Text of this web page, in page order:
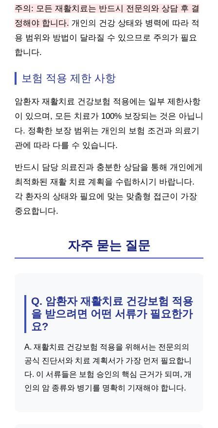
주의: 모든 재활치료는 반드시 전문의와 상담 후 결
정해야 합니다. 개인의 건강 상태와 병력에 따라 적
용 범위와 방법이 달라질 수 있으므로 주의가 필요
합니다.
보험 적용 제한 사항
암환자 재활치료 건강보험 적용에는 일부 제한사항
이 있으며, 모든 치료가 100% 보장되는 것은 아닙니
다. 정확한 보장 범위는 개인의 보험 조건과 의료기
관에 따라 다를 수 있습니다.
반드시 담당 의료진과 충분한 상담을 통해 개인에게
최적화된 재활 치료 계획을 수립하시기 바랍니다.
각 환자의 상태와 필요에 맞는 맞춤형 접근이 가장
중요합니다.
자주 묻는 질문
Q. 암환자 재활치료 건강보험 적용
을 받으려면 어떤 서류가 필요한가
요?
A. 재활치료 건강보험 적용을 위해서는 전문의의
공식 진단서와 치료 계획서가 가장 먼저 필요합니
다. 이 서류들은 보험 승인의 핵심 근거가 되며, 개
인의 암 종류와 병기를 명확히 기재해야 합니다.